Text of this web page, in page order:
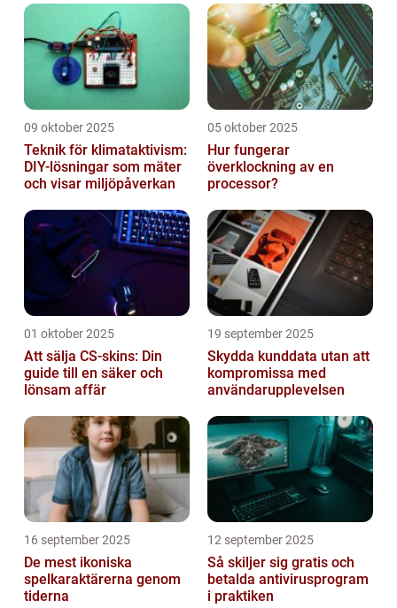
09 oktober 2025
Teknik för klimataktivism:
DIY-lösningar som mäter
och visar miljöpåverkan
05 oktober 2025
Hur fungerar
överklockning av en
processor?
01 oktober 2025
Att sälja CS-skins: Din
guide till en säker och
lönsam affär
19 september 2025
Skydda kunddata utan att
kompromissa med
användarupplevelsen
16 september 2025
De mest ikoniska
spelkaraktärerna genom
tiderna
12 september 2025
Så skiljer sig gratis och
betalda antivirusprogram
i praktiken